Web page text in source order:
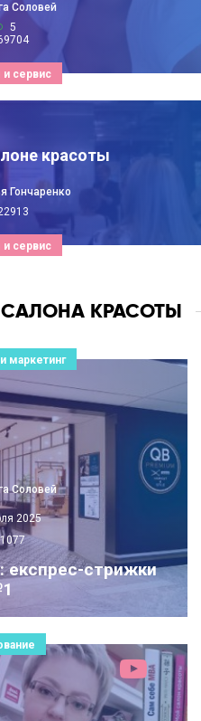
и сервис
Соловей
5
и сервис
красоты
Гончаренко
КРАСОТЫ
маркетинг
Соловей
2025
1077
експрес-стрижки